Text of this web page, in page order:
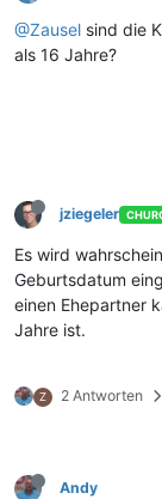
@Zausel sind die
als 16 Jahre?
jziegeler
Es wird
Geburtsdatum
einen Ehepartner
Jahre ist.
Z 2 Antworten
Andy